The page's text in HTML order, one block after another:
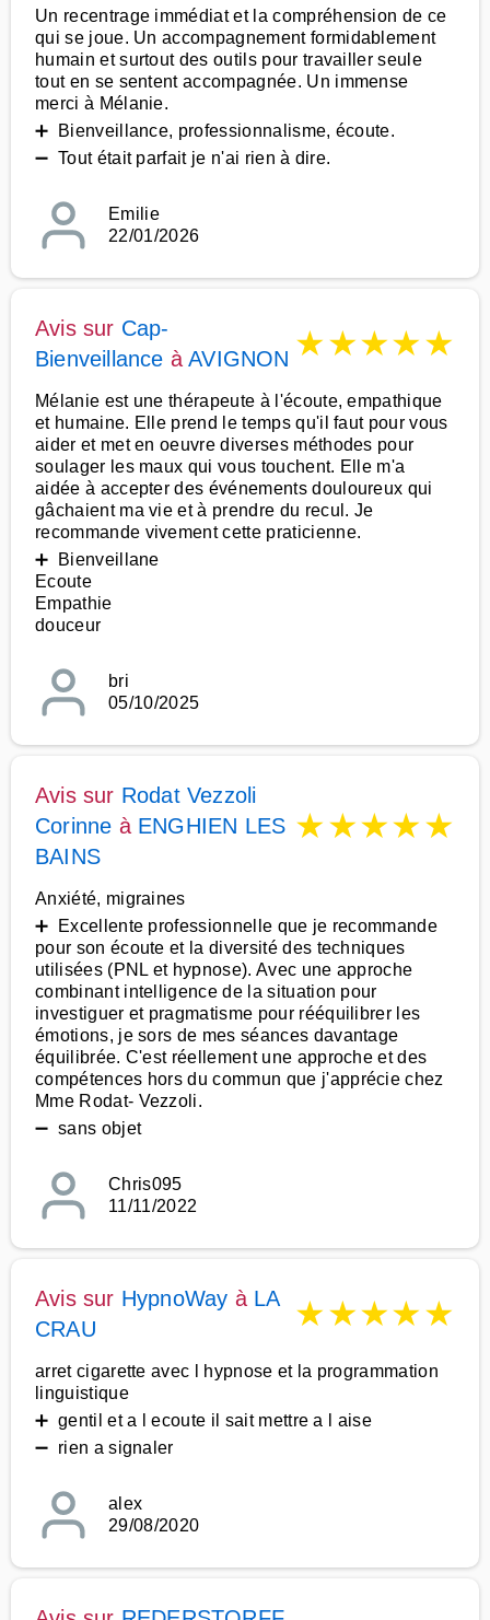
Un recentrage immédiat et la compréhension de ce
qui se joue. Un accompagnement formidablement
humain et surtout des outils pour travailler seule
tout en se sentent accompagnée. Un immense
merci à Mélanie.
➕ Bienveillance, professionnalisme, écoute.
➖ Tout était parfait je n'ai rien à dire.
Emilie
22/01/2026
Avis sur Cap-
Bienveillance àAVIGNON ★★★★★
Mélanie est une thérapeute à l'écoute, empathique
et humaine. Elle prend le temps qu'il faut pour vous
aider et met en oeuvre diverses méthodes pour
soulager les maux qui vous touchent. Elle m'a
aidée à accepter des événements douloureux qui
gâchaient ma vie et à prendre du recul. Je
recommande vivement cette praticienne.
➕ Bienveillane
Ecoute
Empathie
douceur
bri
05/10/2025
Avis sur Rodat Vezzoli
Corinne à ENGHIEN LES
BAINS
★★★★★
Anxiété, migraines
➕ Excellente professionnelle que je recommande
pour son écoute et la diversité des techniques
utilisées (PNL et hypnose). Avec une approche
combinant intelligence de la situation pour
investiguer et pragmatisme pour rééquilibrer les
émotions, je sors de mes séances davantage
équilibrée. C'est réellement une approche et des
compétences hors du commun que j'apprécie chez
Mme Rodat- Vezzoli.
➖ sans objet
Chris095
11/11/2022
Avis sur HypnoWay à LA
CRAU
★★★★★
arret cigarette avec l hypnose et la programmation
linguistique
➕ gentil et a l ecoute il sait mettre a l aise
➖ rien a signaler
alex
29/08/2020